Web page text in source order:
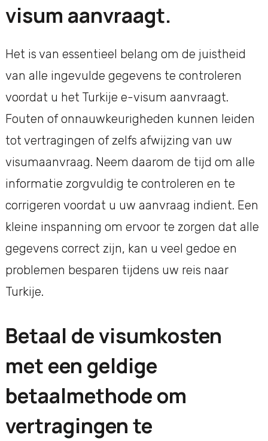
visum aanvraagt.
Het is van essentieel belang om de juistheid
van alle ingevulde gegevens te controleren
voordat u het Turkije e-visum aanvraagt.
Fouten of onnauwkeurigheden kunnen leiden
tot vertragingen of zelfs afwijzing van uw
visumaanvraag. Neem daarom de tijd om alle
informatie zorgvuldig te controleren en te
corrigeren voordat u uw aanvraag indient. Een
kleine inspanning om ervoor te zorgen dat alle
gegevens correct zijn, kan u veel gedoe en
problemen besparen tijdens uw reis naar
Turkije.
Betaal de visumkosten
met een geldige
betaalmethode om
vertragingen te